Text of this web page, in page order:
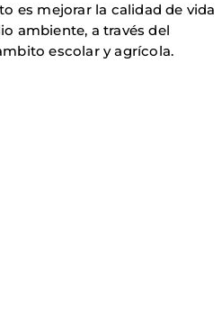
es mejorar la calidad de vida
ambiente, a través del
escolar y agrícola.